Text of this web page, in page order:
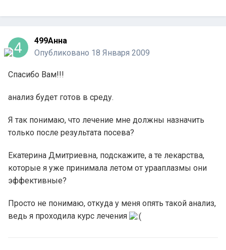
499Анна
Опубликовано 18 Января 2009
Спасибо Вам!!!
анализ будет готов в среду.
Я так понимаю, что лечение мне должны назначить
только после результата посева?
Екатерина Дмитриевна, подскажите, а те лекарства,
которые я уже принимала летом от урааплазмы они
эффективные?
Просто не понимаю, откуда у меня опять такой анализ,
ведь я проходила курс лечения